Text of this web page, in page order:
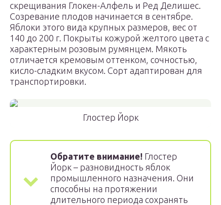
скрещивания Глокен-Алфель и Ред Делишес.
Созревание плодов начинается в сентябре.
Яблоки этого вида крупных размеров, вес от
140 до 200 г. Покрыты кожурой желтого цвета с
характерным розовым румянцем. Мякоть
отличается кремовым оттенком, сочностью,
кисло-сладким вкусом. Сорт адаптирован для
транспортировки.
Глостер Йорк
Обратите внимание! Глостер
Йорк – разновидность яблок
промышленного назначения. Они
способны на протяжении
длительного периода сохранять